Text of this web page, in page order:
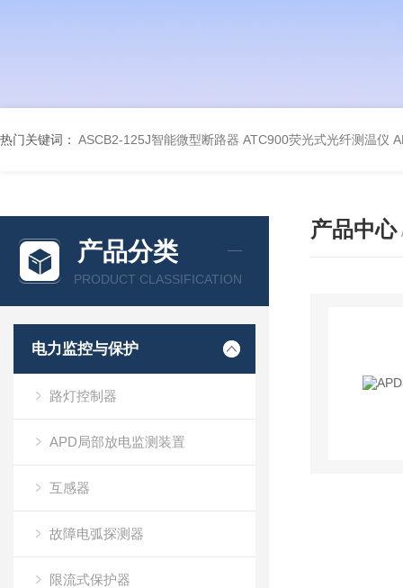
热门关键词： ASCB2-125J智能微型断路器 ATC900荧光式光纤测温仪
产品分类
PRODUCT CLASSIFICATION
电力监控与保护
路灯控制器
APD局部放电监测装置
互感器
故障电弧探测器
限流式保护器
产品中心